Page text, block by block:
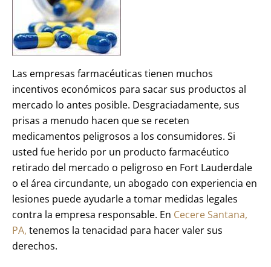
Las empresas farmacéuticas tienen muchos
incentivos económicos para sacar sus productos al
mercado lo antes posible. Desgraciadamente, sus
prisas a menudo hacen que se receten
medicamentos peligrosos a los consumidores. Si
usted fue herido por un producto farmacéutico
retirado del mercado o peligroso en Fort Lauderdale
o el área circundante, un abogado con experiencia en
lesiones puede ayudarle a tomar medidas legales
contra la empresa responsable. En Cecere Santana,
PA, tenemos la tenacidad para hacer valer sus
derechos.